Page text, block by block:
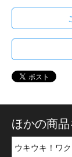
ほかの商